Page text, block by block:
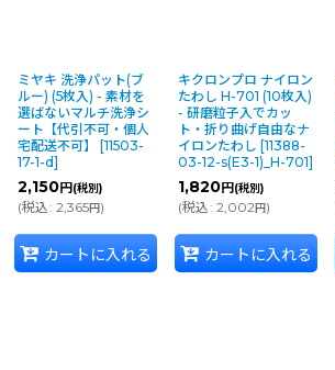
ミヤキ 洗浄パット(ブ
ルー) (5枚入) - 素材を
選ばないマルチ洗浄シ
ート【代引不可・個人
宅配送不可】
[11503-
17-1-d]
2,150円 (税別)
(税込: 2,365円)
カートに入れる
キクロンプロ ナイロン
たわし H-701 (10枚入)
- 研磨粒子入でカッ
ト・折り曲げ自由なナ
イロンたわし [11388-
03-12-s(E3-1)_H-701]
1,820円 (税別)
(税込: 2,002円)
カートに入れる